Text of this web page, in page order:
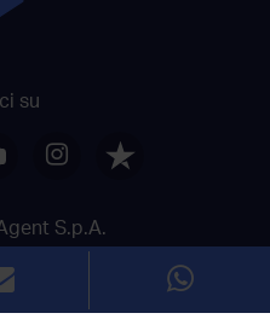
su
S.p.A.
Uso dei Cookie